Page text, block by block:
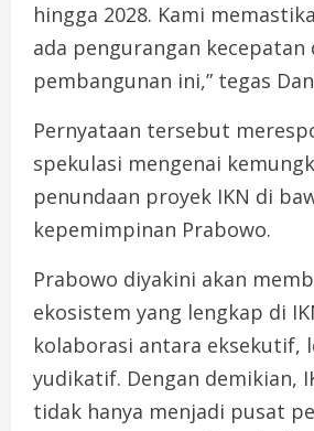
hingga 2028. Kami
ada pengurangan kecepatan
pembangunan ini,” tegas
Pernyataan tersebut
spekulasi mengenai
penundaan proyek IKN di
kepemimpinan Prabowo.
Prabowo diyakini akan
ekosistem yang lengkap di
kolaborasi antara eksekutif,
yudikatif. Dengan demikian,
tidak hanya menjadi pusat